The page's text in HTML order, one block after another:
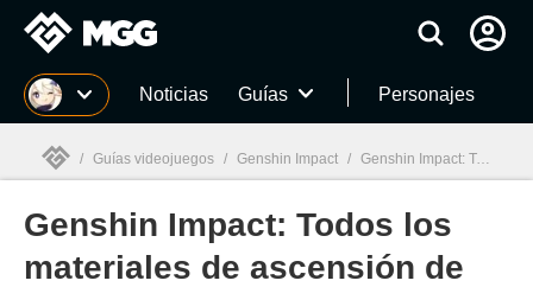
MGG Noticias Guías Personajes
MGG
/ Guías videojuegos / Genshin Impact / Genshin Impact: Todos los materiales de ascensión de Faruzan y cómo conseguirlos
Genshin Impact: Todos los
materiales de ascensión de